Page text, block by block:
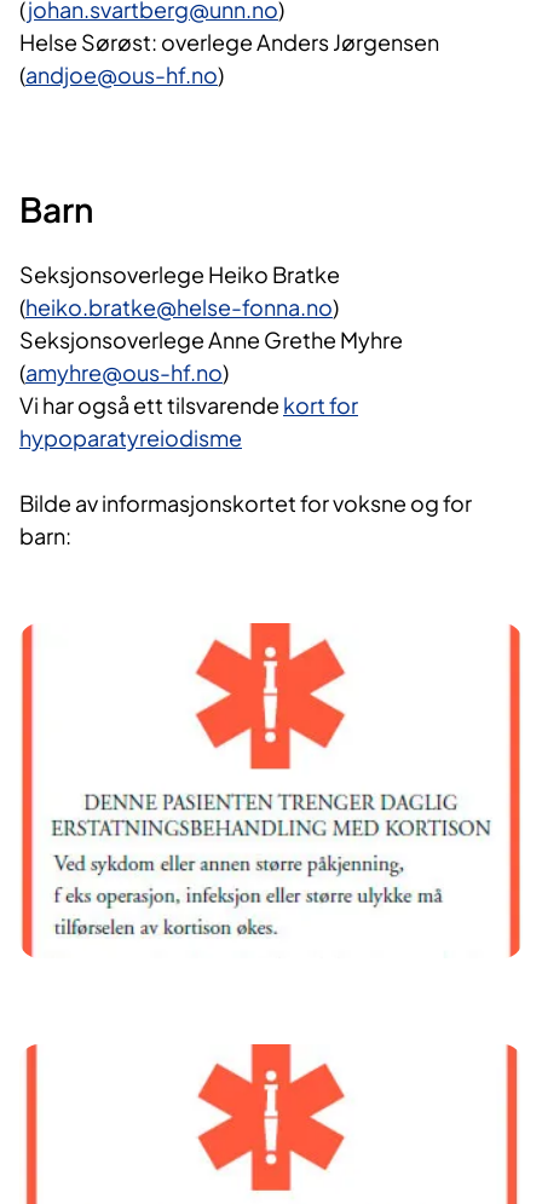
(johan.svartberg@unn.no)
Helse Sørøst: overlege Anders Jørgensen
(andjoe@ous-hf.no)
Barn
Seksjonsoverlege Heiko Bratke
(heiko.bratke@helse-fonna.no)
Seksjonsoverlege Anne Grethe Myhre
(amyhre@ous-hf.no)
Vi har også ett tilsvarende kort for
hypoparatyreiodisme
Bilde av informasjonskortet for voksne og for
barn: